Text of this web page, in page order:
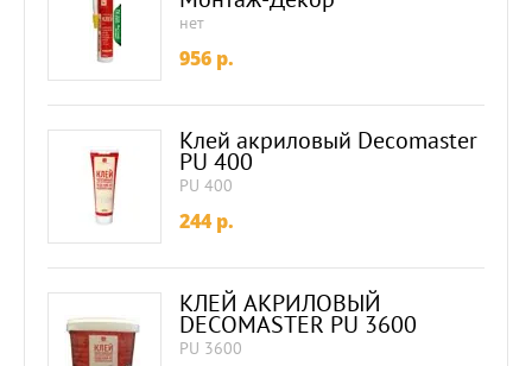
нет
956 p.
Клей акриловый Decomaster
PU 400
PU 400
244p.
КЛЕЙ АКРИЛОВЫЙ
DECOMASTER PU 3600
PU 3600